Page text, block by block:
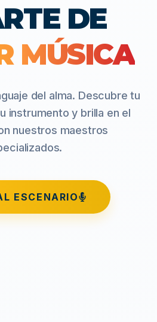
DE
MÚSICA
del alma. Descubre tu
instrumento y brilla en el
nuestros maestros
ESCENARIO